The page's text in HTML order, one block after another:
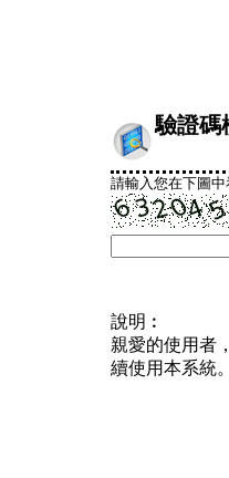
驗證碼
請輸入您在下圖
說明︰
親愛的使用者
續使用本系統